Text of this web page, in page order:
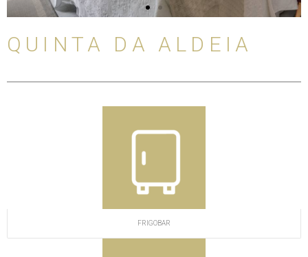
l
d
e
QUINTA DA ALDEIA
FRIGOBAR